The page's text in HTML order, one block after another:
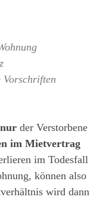
Vorschriften
nur der Verstorbene
im Mietvertrag
im Todesfall
können also
wird dann